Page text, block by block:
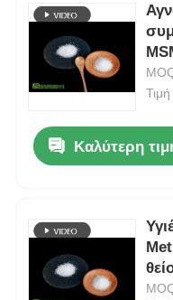
Προϊόντα
Βίντεο
Σχετικά με εμάς
Έλεγχος ποιότητας
για
Καλύτερη